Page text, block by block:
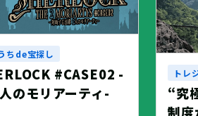
ちde宝探し
#CASE02 -
のモリアーティ-
トレ
“究
制度